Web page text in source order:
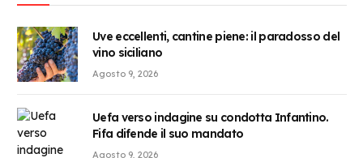
Uve eccellenti, cantine piene: il paradosso del
vino siciliano
Agosto 9, 2026
Uefa verso indagine su condotta Infantino.
Fifa difende il suo mandato
Agosto 9, 2026